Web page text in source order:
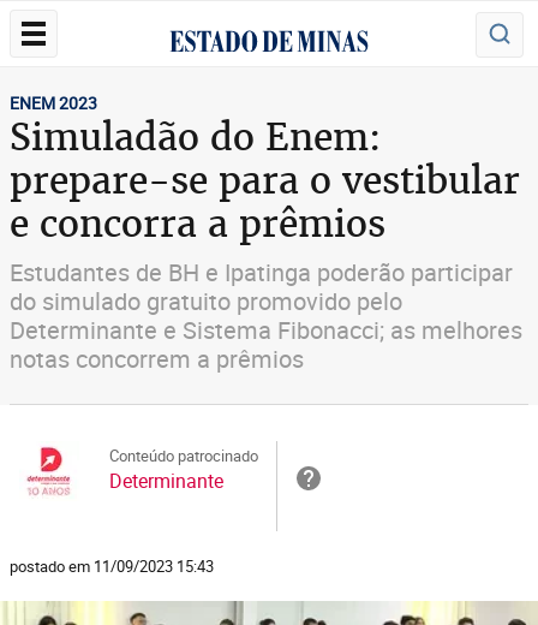
ENEM 2023
Simuladão do Enem:
prepare-se para o vestibular
e concorra a prêmios
Estudantes de BH e Ipatinga poderão participar
do simulado gratuito promovido pelo
Determinante e Sistema Fibonacci; as melhores
notas concorrem a prêmios
Conteúdo patrocinado
Determinante
postado em 11/09/2023 15:43